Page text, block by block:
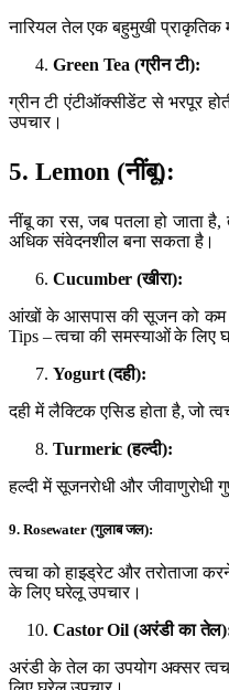
नारियल तेल एक बहुमुखी प्राकृतिक
Green Tea (ग्रीन टी):
ग्रीन टी एंटीऑक्सीडेंट से भरपूर
उपचार।
5. Lemon (नींबू):
नींबू का रस, जब पतला हो जाता
अधिक संवेदनशील बना सकता है।
Cucumber (खीरा):
आंखों के आसपास की सूजन को कम
Tips – त्वचा की समस्याओं के लिए
Yogurt (दही):
दही में लैक्टिक एसिड होता है, जो
Turmeric (हल्दी):
हल्दी में सूजनरोधी और
9. Rosewater (गुलाब जल):
त्वचा को हाइड्रेट और तरोताजा
के लिए घरेलू उपचार।
Castor Oil (अरंडी का तेल
अरंडी के तेल का उपयोग अक्सर